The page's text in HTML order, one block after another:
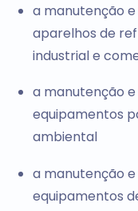
a manutenção
aparelhos de
industrial e
a manutenção
equipamentos
ambiental
a manutenção
equipamentos